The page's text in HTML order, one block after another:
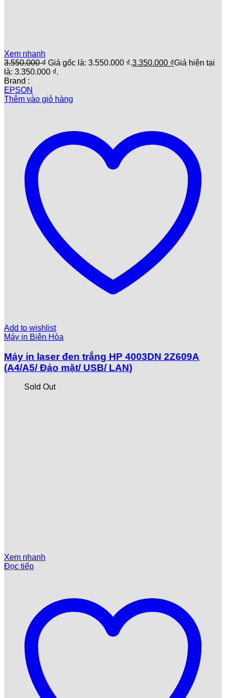
Xem nhanh
3.550.000₫ Giá gốc là: 3.550.000 ₫.3.350.000 ₫Giá hiện tại
là: 3.350.000 ₫.
Brand :
EPSON
Thêm vào giỏ hàng
Add to wishlist
Máy in Biên Hòa
Máy in laser đen trắng HP 4003DN 2Z609A
(A4/A5/ Đảo mặt/ USB/ LAN)
Sold Out
Xem nhanh
Đọc tiếp